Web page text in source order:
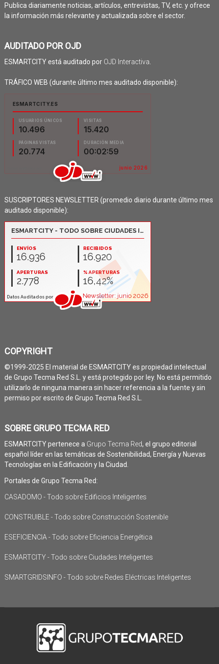
Publica diariamente noticias, artículos, entrevistas, TV, etc. y ofrece
la información más relevante y actualizada sobre el sector.
AUDITADO POR OJD
ESMARTCITY está auditado por OJD Interactiva
TRÁFICO WEB (durante último mes auditado disponible):
SUSCRIPTORES NEWSLETTER (promedio diario durante último mes
auditado disponible):
COPYRIGHT
©1999-2025 El material de ESMARTCITY es propiedad intelectual
de Grupo Tecma Red S.L. y está protegido por ley. No está permitido
utilizarlo de ninguna manera sin hacer referencia a la fuente y sin
permiso por escrito de Grupo Tecma Red S.L.
SOBRE GRUPO TECMA RED
ESMARTCITY pertenece a Grupo Tecma Red, el grupo editorial
español líder en las temáticas de Sostenibilidad, Energía y Nuevas
Tecnologías en la Edificación y la Ciudad.
Portales de Grupo Tecma Red:
CASADOMO - Todo sobre Edificios Inteligentes
CONSTRUIBLE - Todo sobre Construcción Sostenible
ESEFICIENCIA - Todo sobre Eficiencia Energética
ESMARTCITY - Todo sobre Ciudades Inteligentes
SMARTGRIDSINFO - Todo sobre Redes Eléctricas Inteligentes